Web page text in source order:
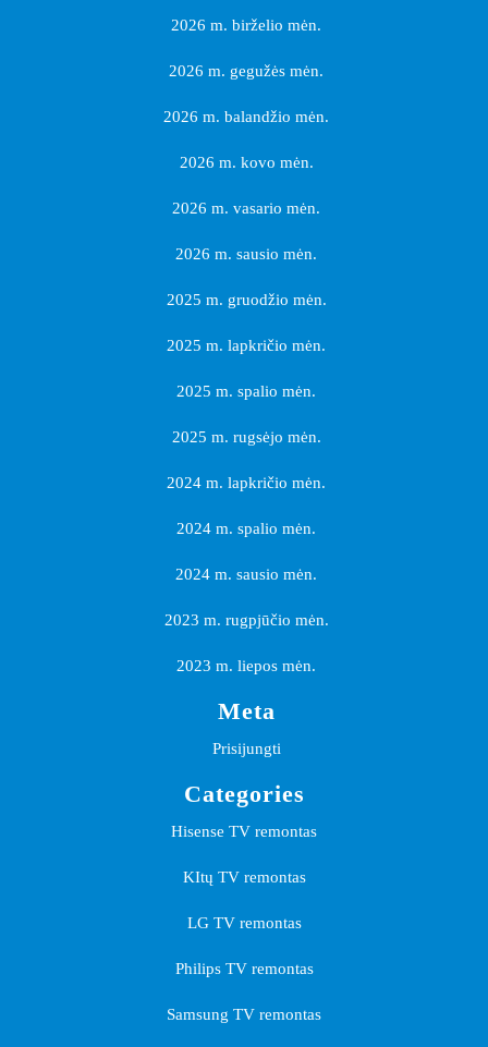
2026 m. birželio mėn.
2026 m. gegužės mėn.
2026 m. balandžio mėn.
2026 m. kovo mėn.
2026 m. vasario mėn.
2026 m. sausio mėn.
2025 m. gruodžio mėn.
2025 m. lapkričio mėn.
2025 m. spalio mėn.
2025 m. rugsėjo mėn.
2024 m. lapkričio mėn.
2024 m. spalio mėn.
2024 m. sausio mėn.
2023 m. rugpjūčio mėn.
2023 m. liepos mėn.
Meta
Prisijungti
Categories
Hisense TV remontas
KItų TV remontas
LG TV remontas
Philips TV remontas
Samsung TV remontas